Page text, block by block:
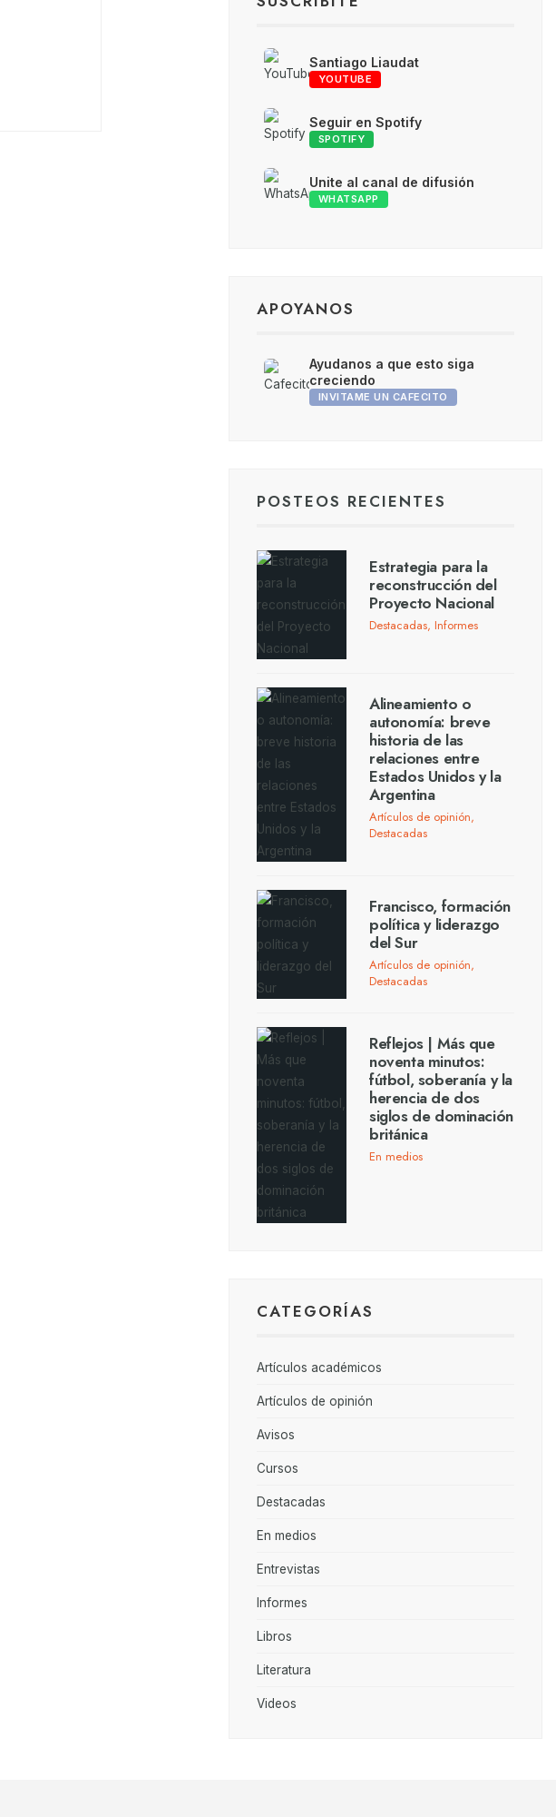
Santiago Liaudat
YOUTUBE
Seguir en Spotify
SPOTIFY
Unite al canal de difusión
WHATSAPP
APOYANOS
Ayudanos a que esto siga
creciendo
INVITAME UN CAFECITO
POSTEOS RECIENTES
Estrategia para la
reconstrucción del
Proyecto Nacional
Destacadas, Informes
Alineamiento o
autonomía: breve
historia de las
relaciones entre
Estados Unidos y la
Argentina
Artículos de opinión,
Destacadas
Francisco, formación
política y liderazgo
del Sur
Artículos de opinión,
Destacadas
Reflejos | Más que
noventa minutos:
fútbol, soberanía y la
herencia de dos
siglos de dominación
británica
En medios
CATEGORÍAS
Artículos académicos
Artículos de opinión
Avisos
Cursos
Destacadas
En medios
Entrevistas
Informes
Libros
Literatura
Videos